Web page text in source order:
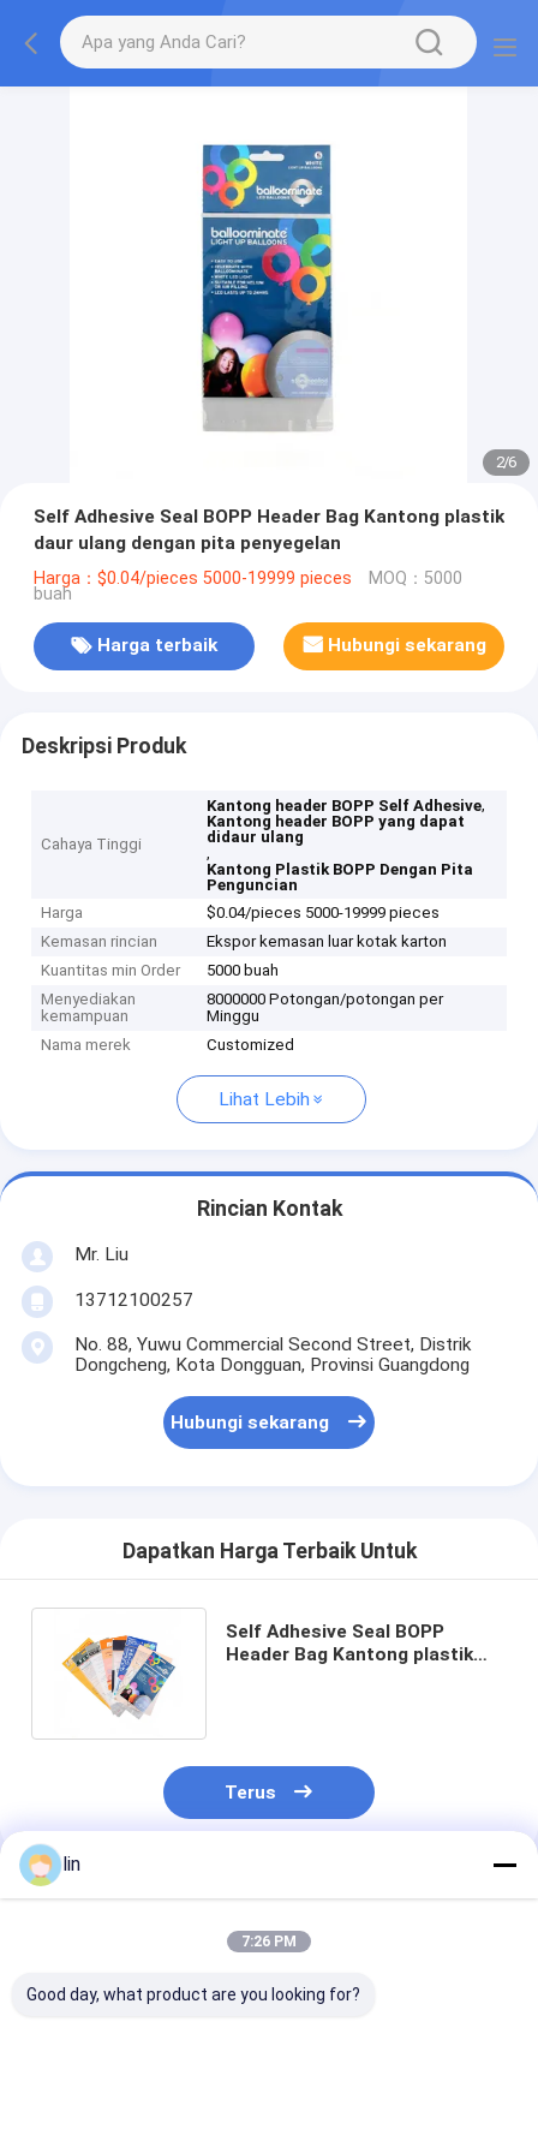
2/6
Self Adhesive Seal BOPP Header Bag Kantong plastik
daur ulang dengan pita penyegelan
Harga：$0.04/pieces 5000-19999 pieces MOQ：5000
buah
Harga terbaik Hubungi sekarang
Deskripsi Produk
Cahaya Tinggi
Kantong header BOPP Self Adhesive,
Kantong header BOPP yang dapat
didaur ulang
,
Kantong Plastik BOPP Dengan Pita
Penguncian
Harga
$0.04/pieces 5000-19999 pieces
Kemasan rincian
Ekspor kemasan luar kotak karton
Kuantitas min Order
5000 buah
Menyediakan
kemampuan
8000000 Potongan/potongan per
Minggu
Nama merek
Customized
Lihat Lebih
Rincian Kontak
Mr. Liu
13712100257
No. 88, Yuwu Commercial Second Street, Distrik
Dongcheng, Kota Dongguan, Provinsi Guangdong
Hubungi sekarang
Dapatkan Harga Terbaik Untuk
Self Adhesive Seal BOPP
Header Bag Kantong plastik
Terus
Rekomendasi Produk
lin
7:26 PM
Good day, what product are you looking for?